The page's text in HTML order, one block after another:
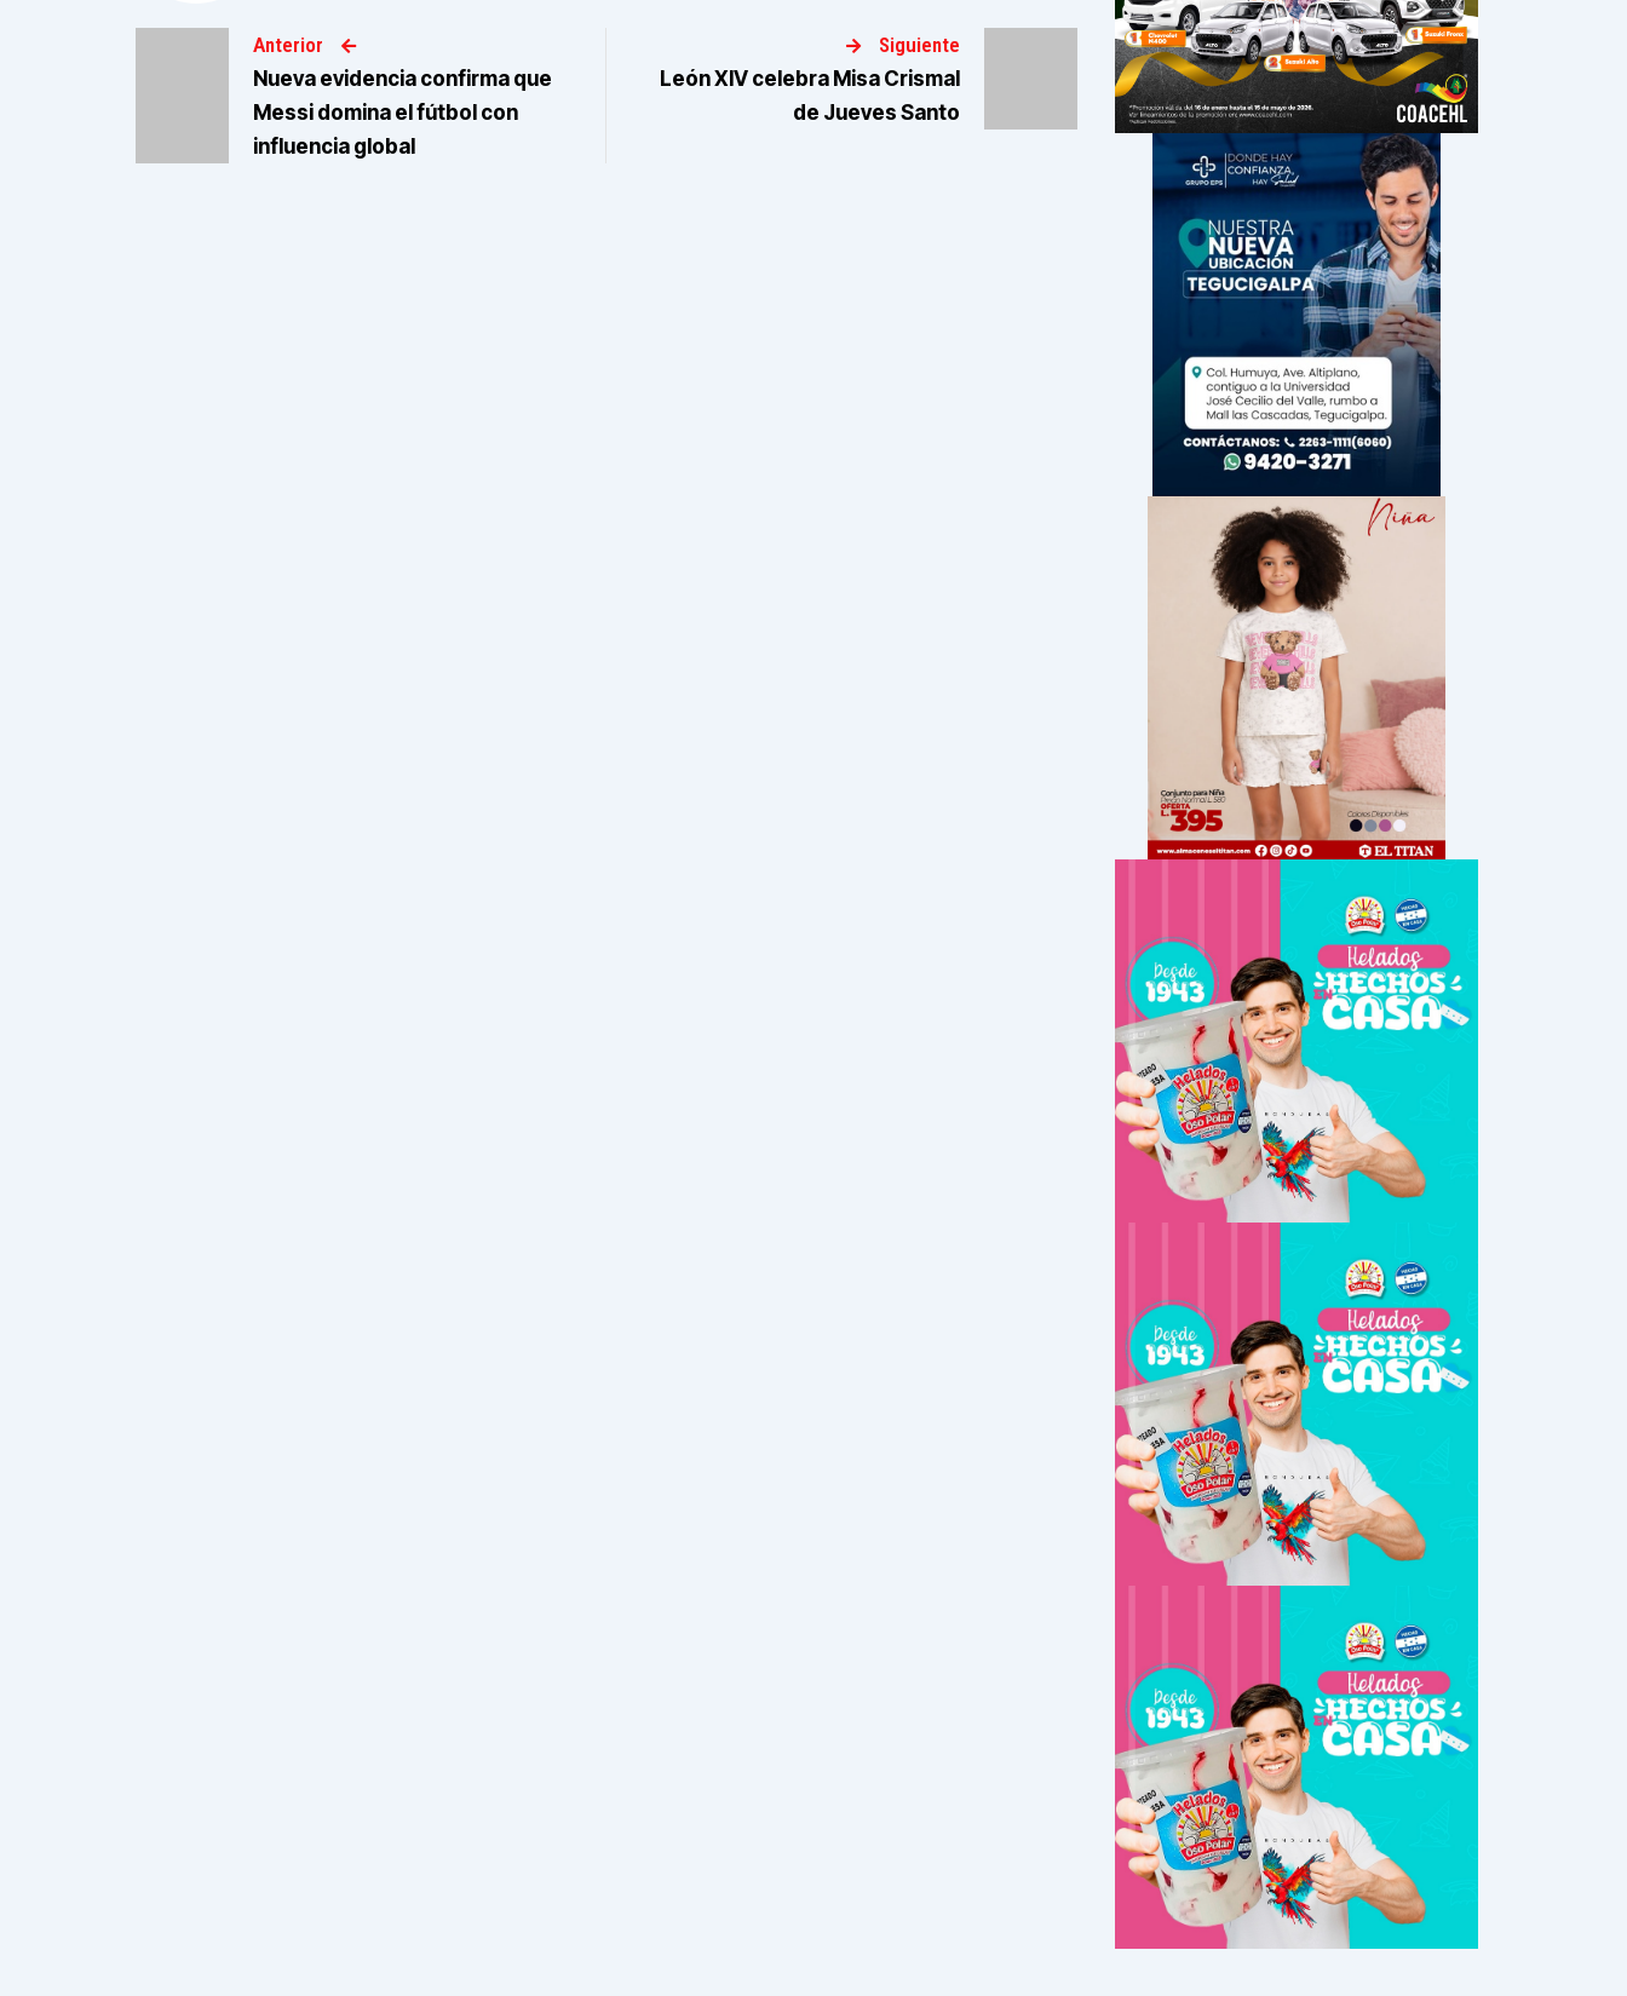
Anterior
Nueva evidencia confirma que
Messi domina el fútbol con
influencia global
Siguiente
León XIV celebra Misa Crismal
de Jueves Santo